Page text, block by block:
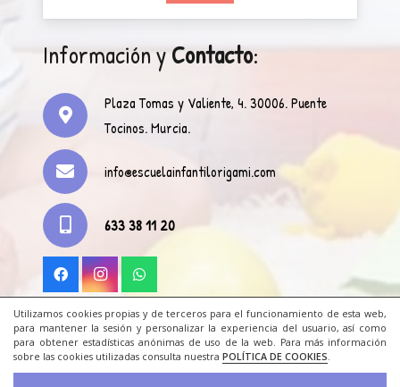
Utilizamos cookies propias y de terceros para el funcionamiento de esta web,
para mantener la sesión y personalizar la experiencia del usuario, así como
para obtener estadísticas anónimas de uso de la web. Para más información
sobre las cookies utilizadas consulta nuestra POLÍTICA DE COOKIES.
Información yContacto:
Plaza Tomas y Valiente, 4. 30006. Puente
Tocinos. Murcia.
info@escuelainfantilorigami.com
633 38 11 20
Legal|Cookies|Contacto|Zona Privada|Únete